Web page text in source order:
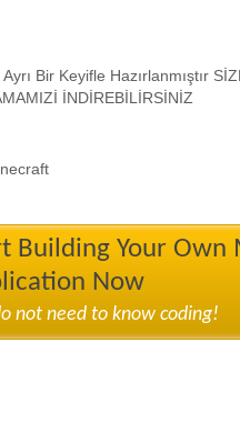
Bir Keyifle Hazırlanmıştır
İNDİREBİLİRSİNİZ
Building Your Own
Now
not need to know coding!